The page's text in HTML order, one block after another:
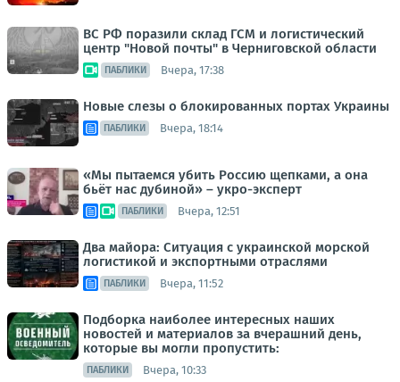
ВС РФ поразили склад ГСМ и логистический
центр "Новой почты" в Черниговской области
ПАБЛИКИ Вчера, 17:38
Новые слезы о блокированных портах Украины
ПАБЛИКИ Вчера, 18:14
«Мы пытаемся убить Россию щепками, а она
бьёт нас дубиной» – укро-эксперт
ПАБЛИКИ Вчера, 12:51
Два майора: Ситуация с украинской морской
логистикой и экспортными отраслями
ПАБЛИКИ Вчера, 11:52
Подборка наиболее интересных наших
новостей и материалов за вчерашний день,
которые вы могли пропустить:
ПАБЛИКИ Вчера, 10:33